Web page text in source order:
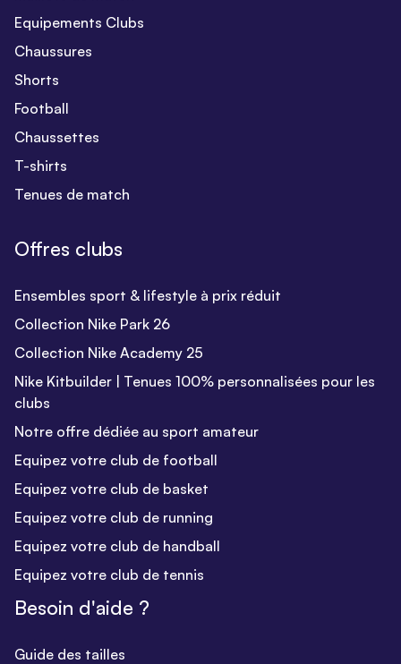
Equipements Clubs
Chaussures
Shorts
Football
Chaussettes
T-shirts
Tenues de match
Offres clubs
Ensembles sport & lifestyle à prix réduit
Collection Nike Park 26
Collection Nike Academy 25
Nike Kitbuilder | Tenues 100% personnalisées pour les
clubs
Notre offre dédiée au sport amateur
Equipez votre club de football
Equipez votre club de basket
Equipez votre club de running
Equipez votre club de handball
Equipez votre club de tennis
Besoin d'aide ?
Guide des tailles